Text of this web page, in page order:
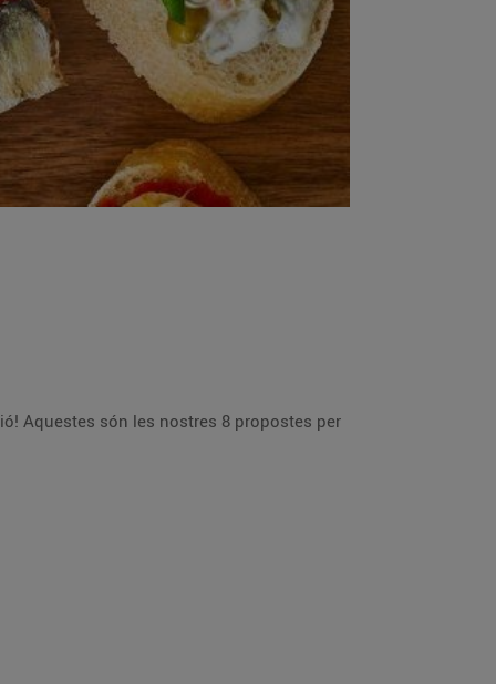
Aquestes són les nostres 8 propostes per